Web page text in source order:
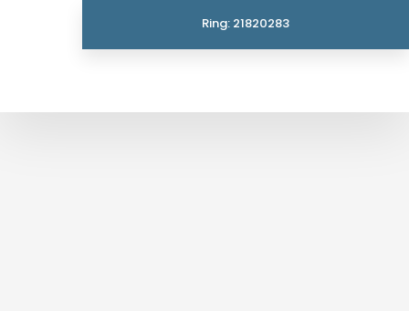
Ring: 21820283